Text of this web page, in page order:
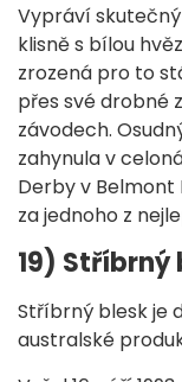
Vypráví
klisně s bílou
zrozená pro to
přes své drobné
závodech.
zahynula v
Derby v Belmont
za jednoho z
19) Stříbrný
Stříbrný blesk je
australské